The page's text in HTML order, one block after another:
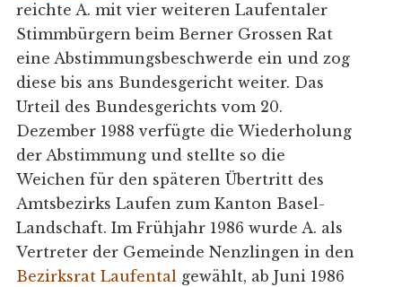
reichte A. mit vier weiteren Laufentaler
Stimmbürgern beim Berner Grossen Rat
eine Abstimmungsbeschwerde ein und zog
diese bis ans Bundesgericht weiter. Das
Urteil des Bundesgerichts vom 20.
Dezember 1988 verfügte die Wiederholung
der Abstimmung und stellte so die
Weichen für den späteren Übertritt des
Amtsbezirks Laufen zum Kanton Basel-
Landschaft. Im Frühjahr 1986 wurde A. als
Vertreter der Gemeinde Nenzlingen in den
Bezirksrat Laufentalgewählt, ab Juni 1986